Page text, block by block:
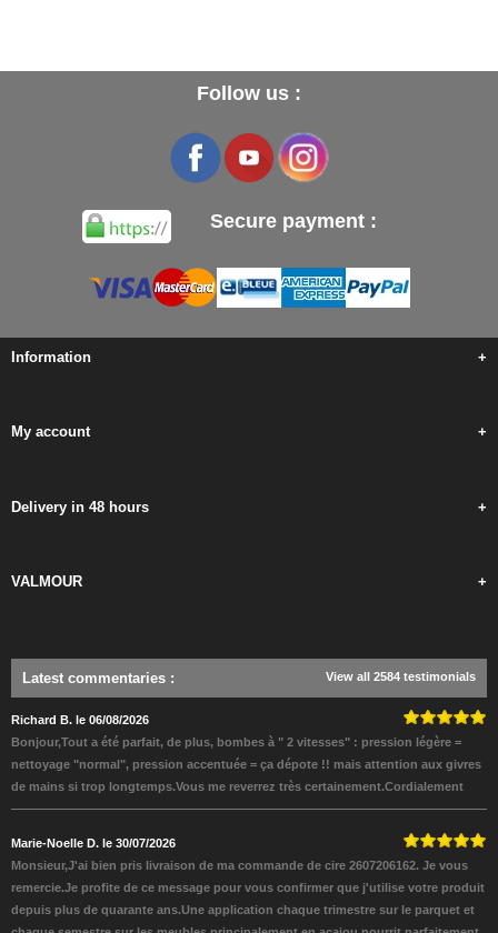
Follow us :
Secure payment :
Information +
My account +
Delivery in 48 hours +
VALMOUR +
Latest commentaries : View all 2584 testimonials
Richard B. le 06/08/2026
Bonjour,Tout a été parfait, de plus, bombes à " 2 vitesses" : pression légère =
nettoyage "normal", pression accentuée = ça dépote !! mais attention aux givres
de mains si trop longtemps.Vous me reverrez très certainement.Cordialement
Marie-Noelle D. le 30/07/2026
Monsieur,J'ai bien pris livraison de ma commande de cire 2607206162. Je vous
remercie.Je profite de ce message pour vous confirmer que j'utilise votre produit
depuis plus de quarante ans.Une application chaque trimestre sur le parquet et